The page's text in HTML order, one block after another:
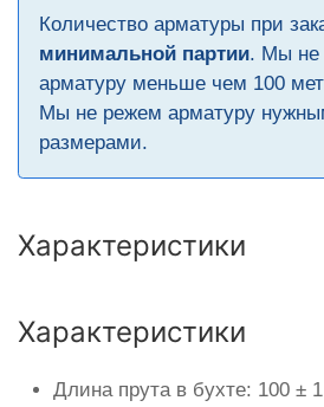
Количество арматуры при
минимальной партии. Мы не
арматуру меньше чем 100
Мы не режем арматуру
размерами.
Характеристики
Характеристики
Длина прута в бухте: 100 ±